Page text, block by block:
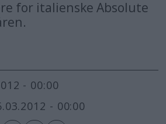
for italienske Absolute
- 00:00
- 00:00